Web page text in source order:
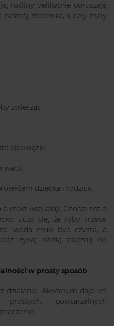
rośliny delikatnie poruszają
zbiornika, a cały mały
zwierząt,
obowiązki,
dziecka i rodzica.
efekt wizualny. Chodzi też o
uczy się, że ryby trzeba
woda musi być czysta, a
żywą istotą zależną od
w prosty sposób
działanie. Akwarium daje im
prostych, powtarzalnych